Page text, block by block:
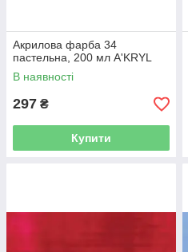
Акрилова фарба 34
пастельна, 200 мл A'KRYL
В наявності
297 ₴
Купити